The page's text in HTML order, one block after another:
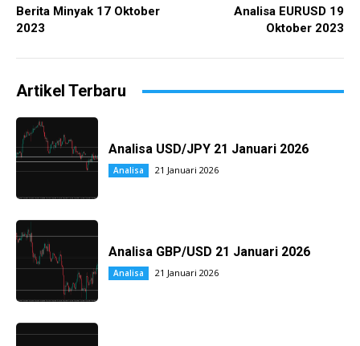
Berita Minyak 17 Oktober
2023
Analisa EURUSD 19
Oktober 2023
Artikel Terbaru
Analisa USD/JPY 21 Januari 2026
Analisa 21 Januari 2026
Analisa GBP/USD 21 Januari 2026
Analisa 21 Januari 2026